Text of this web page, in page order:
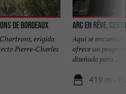
de Bordeaux
erigida
Pierre-Charles
Arc en rêve,
Aquí se
ofrece un
diseñado para ...
419 m -